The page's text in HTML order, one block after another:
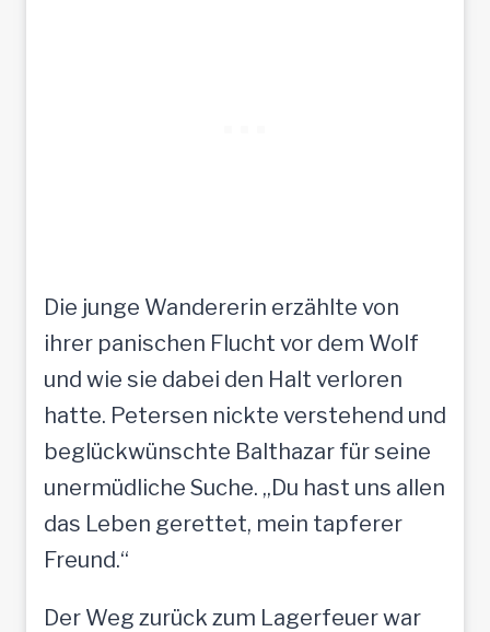
Die junge Wandererin erzählte von
ihrer panischen Flucht vor dem Wolf
und wie sie dabei den Halt verloren
hatte. Petersen nickte verstehend und
beglückwünschte Balthazar für seine
unermüdliche Suche. „Du hast uns allen
das Leben gerettet, mein tapferer
Freund.“
Der Weg zurück zum Lagerfeuer war